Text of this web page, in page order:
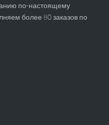
по-настоящему
более 80 заказов по